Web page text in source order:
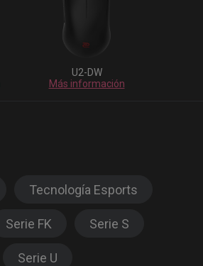
U2-DW
Más información
Tecnología Esports
Serie FK Serie S
Serie U